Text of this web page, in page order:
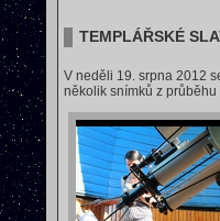
TEMPLÁŘSKÉ
V neděli 19. srpna 2012
několik snímků z průběhu